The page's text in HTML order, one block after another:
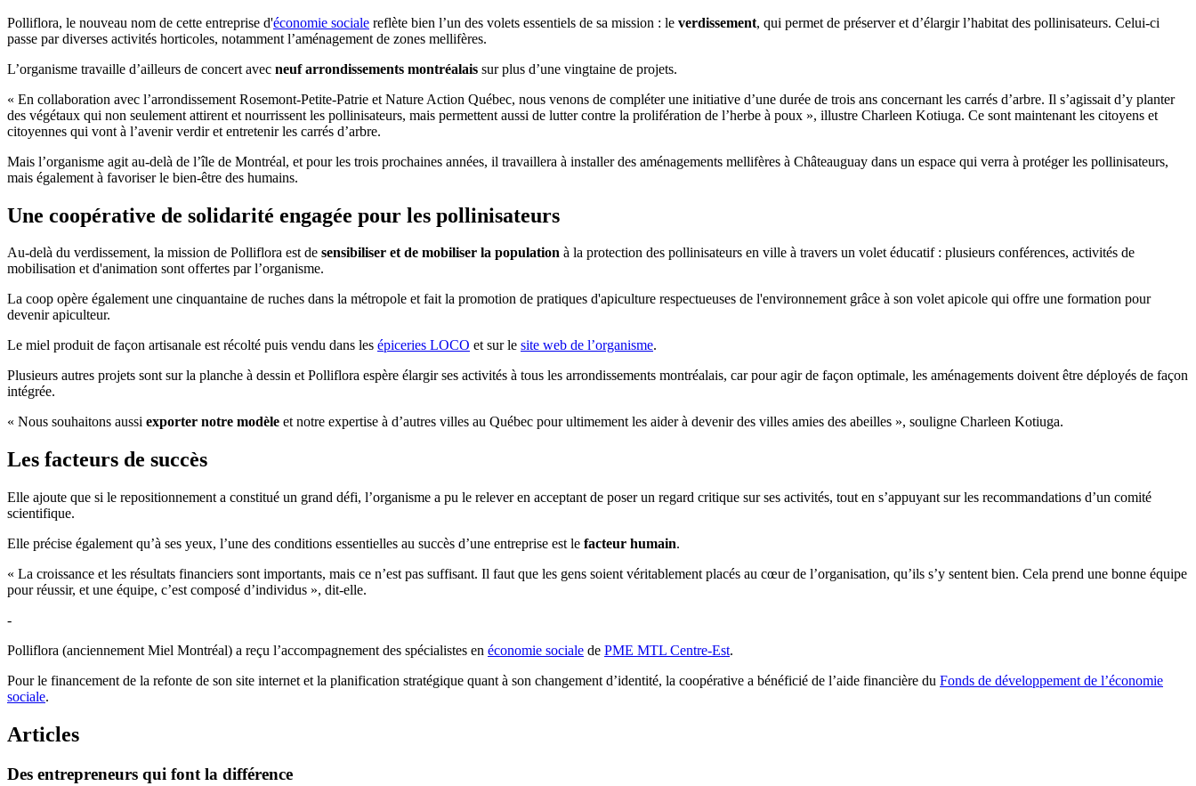
Polliflora, le nouveau nom de cette entreprise d'économie sociale reflète bien l’un des volets essentiels de sa mission : le verdissement, qui permet de préserver et d’élargir l’habitat des pollinisateurs. Celui-ci
passe par diverses activités horticoles, notamment l’aménagement de zones mellifères.
L’organisme travaille d’ailleurs de concert avec neuf arrondissements montréalais sur plus d’une vingtaine de projets.
« En collaboration avec l’arrondissement Rosemont-Petite-Patrie et Nature Action Québec, nous venons de compléter une initiative d’une durée de trois ans concernant les carrés d’arbre. Il s’agissait d’y planter
des végétaux qui non seulement attirent et nourrissent les pollinisateurs, mais permettent aussi de lutter contre la prolifération de l’herbe à poux », illustre Charleen Kotiuga. Ce sont maintenant les citoyens et
citoyennes qui vont à l’avenir verdir et entretenir les carrés d’arbre.
Mais l’organisme agit au-delà de l’île de Montréal, et pour les trois prochaines années, il travaillera à installer des aménagements mellifères à Châteauguay dans un espace qui verra à protéger les pollinisateurs,
mais également à favoriser le bien-être des humains.
Une coopérative de solidarité engagée pour les pollinisateurs
Au-delà du verdissement, la mission de Polliflora est de sensibiliser et de mobiliser la population à la protection des pollinisateurs en ville à travers un volet éducatif : plusieurs conférences, activités de
mobilisation et d'animation sont offertes par l’organisme.
La coop opère également une cinquantaine de ruches dans la métropole et fait la promotion de pratiques d'apiculture respectueuses de l'environnement grâce à son volet apicole qui offre une formation pour
devenir apiculteur.
Le miel produit de façon artisanale est récolté puis vendu dans les épiceries LOCO et sur le site web de l’organisme.
Plusieurs autres projets sont sur la planche à dessin et Polliflora espère élargir ses activités à tous les arrondissements montréalais, car pour agir de façon optimale, les aménagements doivent être déployés de façon
intégrée.
« Nous souhaitons aussi exporter notre modèle et notre expertise à d’autres villes au Québec pour ultimement les aider à devenir des villes amies des abeilles », souligne Charleen Kotiuga.
Les facteurs de succès
Elle ajoute que si le repositionnement a constitué un grand défi, l’organisme a pu le relever en acceptant de poser un regard critique sur ses activités, tout en s’appuyant sur les recommandations d’un comité
scientifique.
Elle précise également qu’à ses yeux, l’une des conditions essentielles au succès d’une entreprise est le facteur humain.
« La croissance et les résultats financiers sont importants, mais ce n’est pas suffisant. Il faut que les gens soient véritablement placés au cœur de l’organisation, qu’ils s’y sentent bien. Cela prend une bonne équipe
pour réussir, et une équipe, c’est composé d’individus », dit-elle.
-
Polliflora (anciennement Miel Montréal) a reçu l’accompagnement des spécialistes en économie sociale de PME MTL Centre-Est.
Pour le financement de la refonte de son site internet et la planification stratégique quant à son changement d’identité, la coopérative a bénéficié de l’aide financière du Fonds de développement de l’économie
sociale.
Articles
Des entrepreneurs qui font la différence